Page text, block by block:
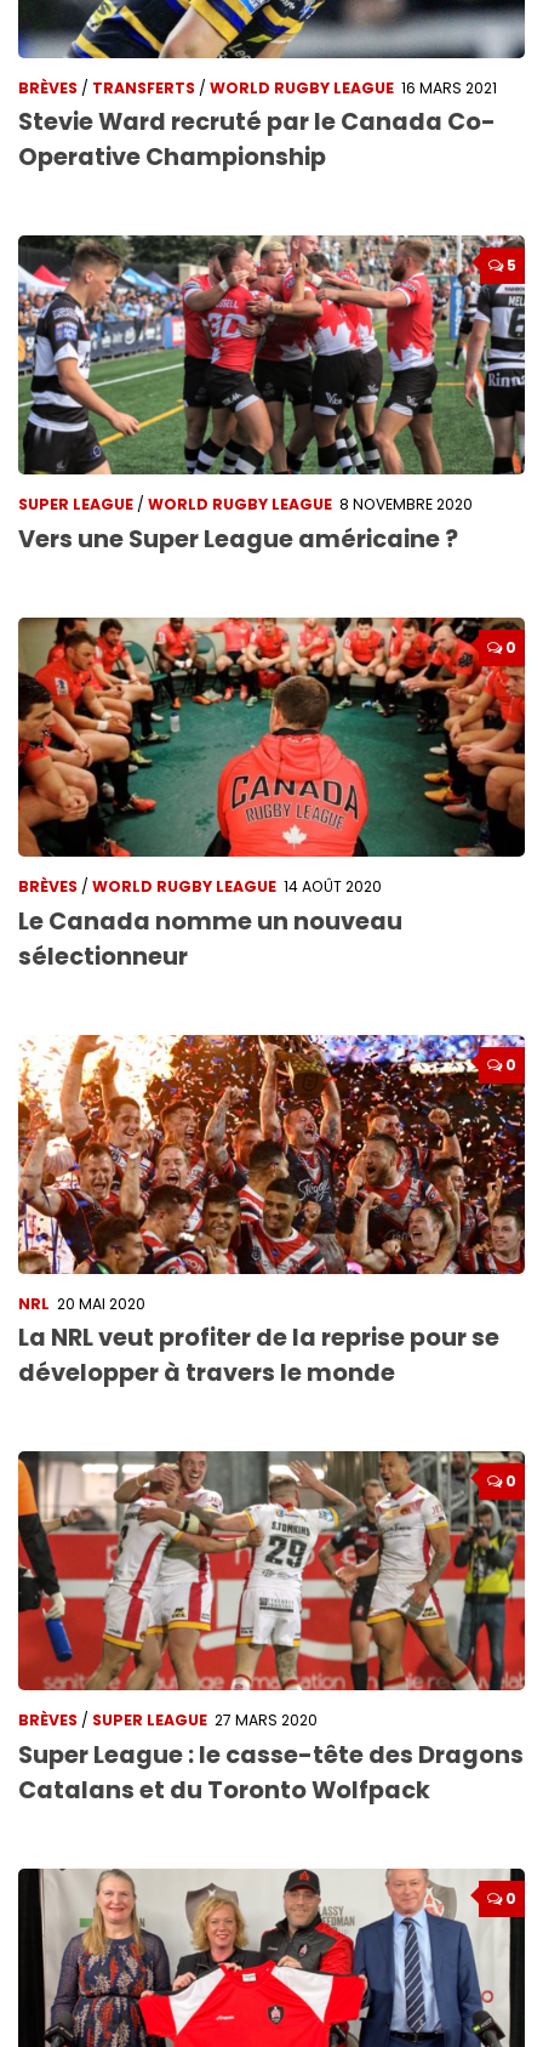
BRÈVES / TRANSFERTS / WORLD RUGBY LEAGUE 16 MARS 2021
Stevie Ward recruté par le Canada Co-
Operative Championship
5
SUPER LEAGUE / WORLD RUGBY LEAGUE 8 NOVEMBRE 2020
Vers une Super League américaine ?
0
BRÈVES / WORLD RUGBY LEAGUE 14 AOÛT 2020
Le Canada nomme un nouveau
sélectionneur
0
NRL 20 MAI 2020
La NRL veut profiter de la reprise pour se
développer à travers le monde
0
BRÈVES / SUPER LEAGUE 27 MARS 2020
Super League : le casse-tête des Dragons
Catalans et du Toronto Wolfpack
0